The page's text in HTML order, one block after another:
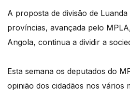
A proposta de divisão de Luanda
províncias, avançada pelo
Angola, continua a dividir a
Esta semana os deputados do
opinião dos cidadãos nos vários